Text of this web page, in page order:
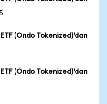
(Ondo Tokenized)'dan
(Ondo Tokenized)'dan